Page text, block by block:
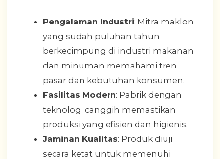
Pengalaman Industri: Mitra maklon
yang sudah puluhan tahun
berkecimpung di industri makanan
dan minuman memahami tren
pasar dan kebutuhan konsumen.
Fasilitas Modern: Pabrik dengan
teknologi canggih memastikan
produksi yang efisien dan higienis.
Jaminan Kualitas: Produk diuji
secara ketat untuk memenuhi